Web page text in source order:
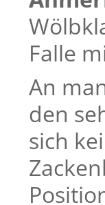
Falle
An
den
sich